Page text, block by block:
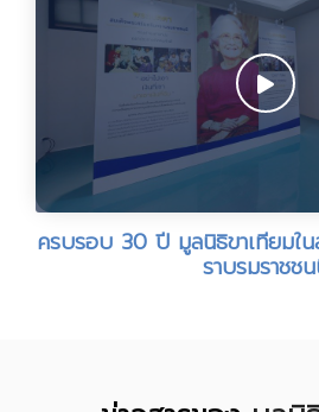
ครบรอบ 30 ปี มูลนิธิขาเทียมใ
ราบรมราชช